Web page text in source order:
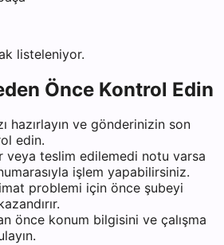
listeleniyor.
Önce Kontrol Edin
hazırlayın ve gönderinizin son
edin.
veya teslim edilemedi notu varsa
işlem yapabilirsiniz.
problemi için önce şubeyi
önce konum bilgisini ve çalışma